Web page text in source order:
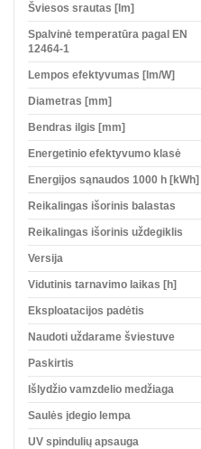
Šviesos srautas [lm]
Spalvinė temperatūra pagal EN
12464-1
Lempos efektyvumas [lm/W]
Diametras [mm]
Bendras ilgis [mm]
Energetinio efektyvumo klasė
Energijos sąnaudos 1000 h [kWh]
Reikalingas išorinis balastas
Reikalingas išorinis uždegiklis
Versija
Vidutinis tarnavimo laikas [h]
Eksploatacijos padėtis
Naudoti uždarame šviestuve
Paskirtis
Išlydžio vamzdelio medžiaga
Saulės įdegio lempa
UV spindulių apsauga